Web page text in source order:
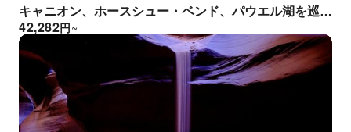
キャニオン、ホースシュー・ベンド、パウエル湖を巡る
ツアー/日帰りツアー付き/少人数グループ(14名)/社用車
利用
円
42,282 ~